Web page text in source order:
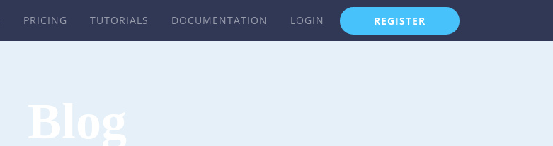
PRICING TUTORIALS DOCUMENTATION LOGIN REGISTER
Blog